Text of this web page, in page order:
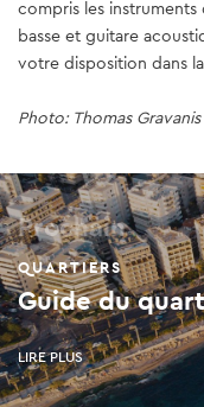
compris les
basse et guitare
votre disposition dans
Photo: Thomas Gravanis
Courtesy SNFCC /
le reste de votre
visites multi
divers stimuli tactiles.
Courtesy SNFCC /
Courtesy SNFCC /
Prochain
QUARTIERS
Guide du
LIRE PLUS